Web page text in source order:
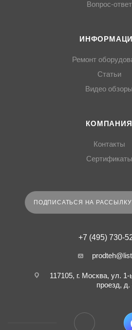
Вопрос-ответ
Ремонт
Статьи
Видео обзоры
КОМПАНИЯ
Контакты
Сертификаты
ПОДПИСАТЬСЯ НА РАССЫЛКУ
+7 (495) 730-
117105, г. Москва, ул.
проезд, д.